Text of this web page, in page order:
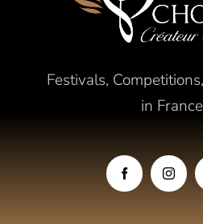
Festivals,
in